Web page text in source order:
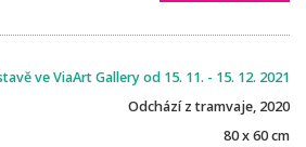
ve ViaArt Gallery od 15. 11. - 15. 12. 2021
Odchází z tramvaje, 2020
80 x 60 cm